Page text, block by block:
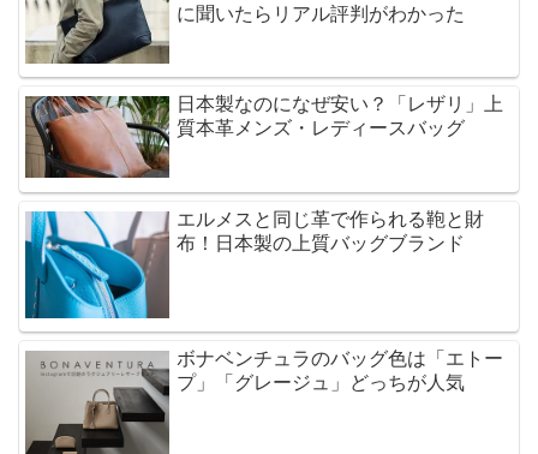
に聞いたらリアル評判がわかった
日本製なのになぜ安い？「レザリ」上
質本革メンズ・レディースバッグ
エルメスと同じ革で作られる鞄と財
布！日本製の上質バッグブランド
ボナベンチュラのバッグ色は「エトー
プ」「グレージュ」どっちが人気